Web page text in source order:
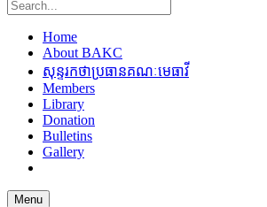
Home
About BAKC
សុន្ទរកថាប្រធានគណៈមេធាវី
Members
Library
Donation
Bulletins
Gallery
Menu